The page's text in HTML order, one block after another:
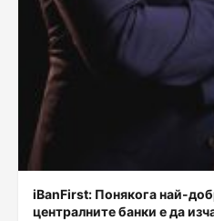
iBanFirst: Понякога най-
централните банки е да